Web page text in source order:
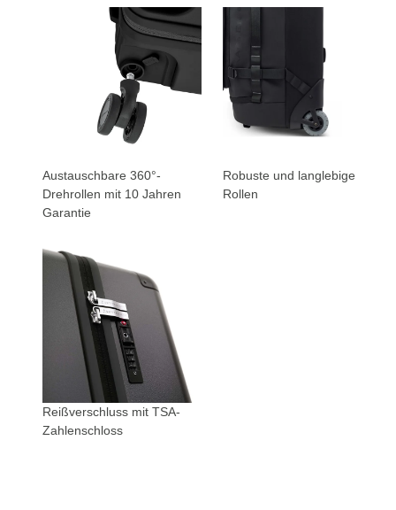
Austauschbare 360°-
Drehrollen mit 10 Jahren
Garantie
Robuste und langlebige
Rollen
Reißverschluss mit TSA-
Zahlenschloss